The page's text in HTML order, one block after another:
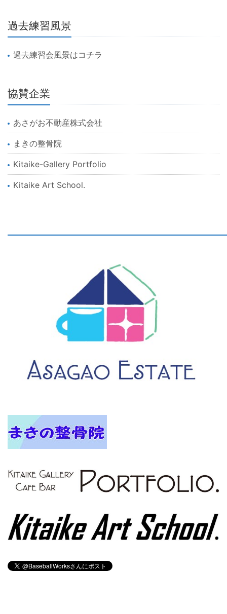
過去練習風景
過去練習会風景はコチラ
協賛企業
あさがお不動産株式会社
まきの整骨院
Kitaike-Gallery Portfolio
Kitaike Art School.